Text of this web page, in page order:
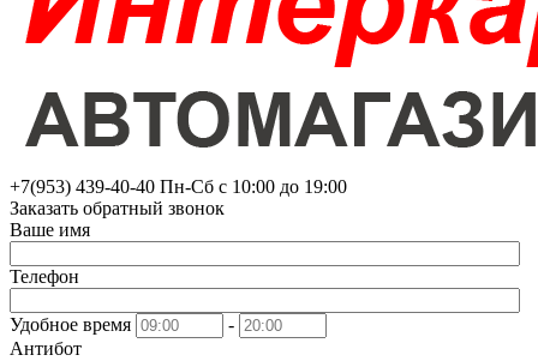
+7(953) 439-40-40 Пн-Сб с 10:00 до 19:00
Заказать обратный звонок
Ваше имя
Телефон
Удобное время
-
Антибот